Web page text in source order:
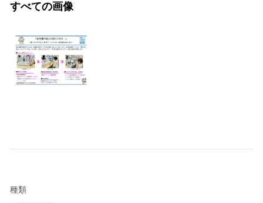
すべての画像
種類